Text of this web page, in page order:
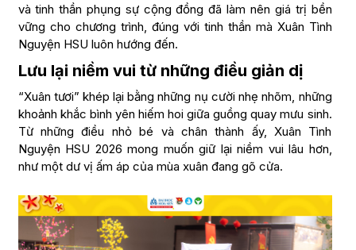
và tinh thần phụng sự cộng đồng đã làm nên giá trị bền
vững cho chương trình, đúng với tinh thần mà Xuân Tình
Nguyện HSU luôn hướng đến.
Lưu lại niềm vui từ những điều giản dị
“Xuân tươi” khép lại bằng những nụ cười nhẹ nhõm, những
khoảnh khắc bình yên hiếm hoi giữa guồng quay mưu sinh.
Từ những điều nhỏ bé và chân thành ấy, Xuân Tình
Nguyện HSU 2026 mong muốn giữ lại niềm vui lâu hơn,
như một dư vị ấm áp của mùa xuân đang gõ cửa.